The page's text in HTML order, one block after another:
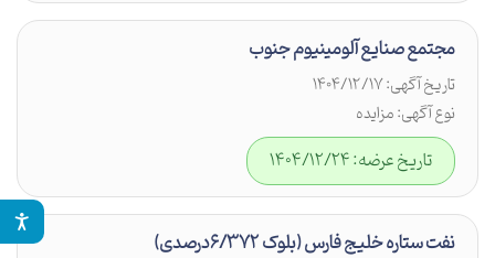
مجتمع صنایع آلومینیوم جنوب
تاریخ آگهی: 1404/12/17
نوع آگهی: مزایده
تاریخ عرضه: 1404/12/24
نفت ستاره خلیج فارس (بلوک 6/372درصدی)